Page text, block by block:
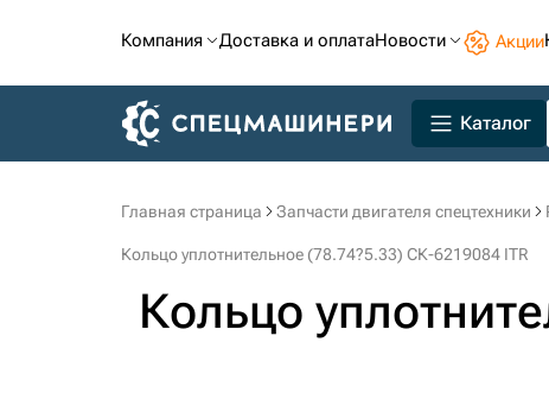
Компания Доставка и оплатаНовости Акции
Каталог
Главная страница Запчасти двигателя спецтехники
Кольцо уплотнительное (78.74?5.33) СК-6219084 ITR
Кольцо